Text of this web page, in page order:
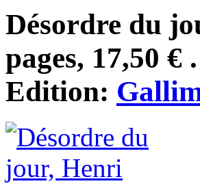
Désordre du
pages, 17,50
Edition: